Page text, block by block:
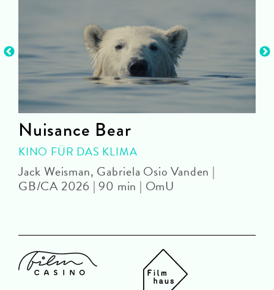
Nuisance Bear
KINO FÜR DAS KLIMA
Jack Weisman, Gabriela Osio Vanden |
GB/CA 2026 | 90 min | OmU